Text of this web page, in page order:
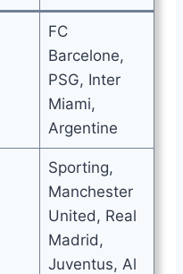
FC
Barcelone,
PSG, Inter
Miami,
Argentine
Sporting,
Manchester
United, Real
Madrid,
Juventus, Al